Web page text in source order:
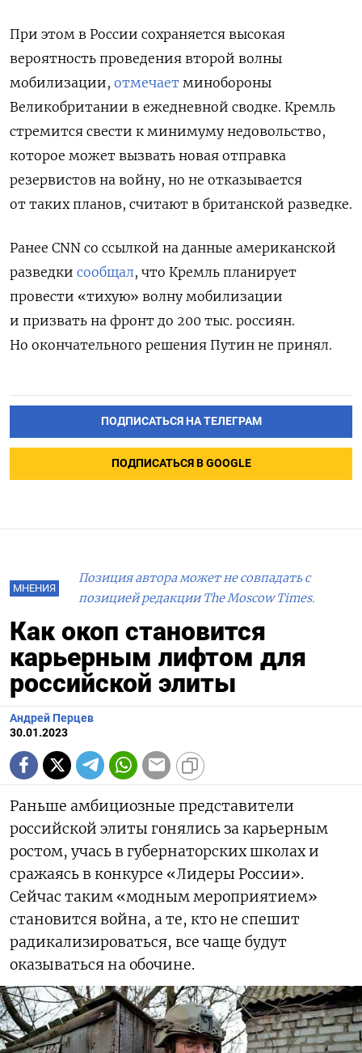
При этом в России сохраняется высокая
вероятность проведения второй волны
мобилизации, отмечает минобороны
Великобритании в ежедневной сводке. Кремль
стремится свести к минимуму недовольство,
которое может вызвать новая отправка
резервистов на войну, но не отказывается
от таких планов, считают в британской разведке.
Ранее CNN со ссылкой на данные американской
разведки сообщал, что Кремль планирует
провести «тихую» волну мобилизации
и призвать на фронт до 200 тыс. россиян.
Но окончательного решения Путин не принял.
ПОДПИСАТЬСЯ НА ТЕЛЕГРАМ
ПОДПИСАТЬСЯ В GOOGLE
МНЕНИЯ
Позиция автора может не совпадать с
позицией редакции The Moscow Times.
Как окоп становится
карьерным лифтом для
российской элиты
Андрей Перцев
30.01.2023
Раньше амбициозные представители
российской элиты гонялись за карьерным
ростом, учась в губернаторских школах и
сражаясь в конкурсе «Лидеры России».
Сейчас таким «модным мероприятием»
становится война, а те, кто не спешит
радикализироваться, все чаще будут
оказываться на обочине.